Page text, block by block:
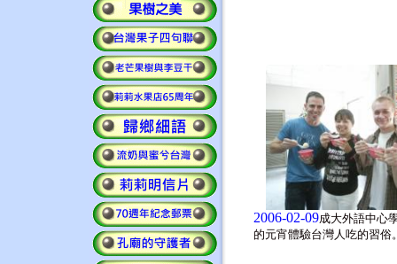
2006-02-09成大外語中心
的元宵體驗台灣人吃的習俗